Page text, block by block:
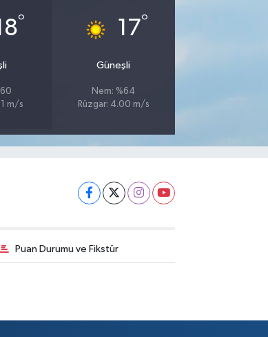
°
m/s
17°
Güneşli
Nem: %64
Rüzgar: 4.00 m/s
Puan Durumu ve Fikstür